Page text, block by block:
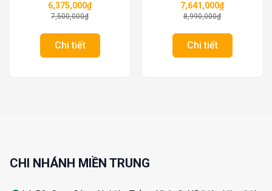
6,375,000₫
7,500,000₫
Chi tiết
7,641,000₫
8,990,000₫
Chi tiết
CHI NHÁNH MIỀN TRUNG